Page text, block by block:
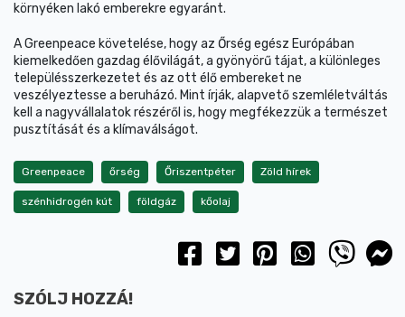
környéken lakó emberekre egyaránt.
A Greenpeace követelése, hogy az Őrség egész Európában
kiemelkedően gazdag élővilágát, a gyönyörű tájat, a különleges
településszerkezetet és az ott élő embereket ne
veszélyeztesse a beruházó. Mint írják, alapvető szemléletváltás
kell a nagyvállalatok részéről is, hogy megfékezzük a természet
pusztítását és a klímaválságot.
Greenpeace őrség Őriszentpéter Zöld hírek
szénhidrogén kút földgáz kőolaj
SZÓLJ HOZZÁ!